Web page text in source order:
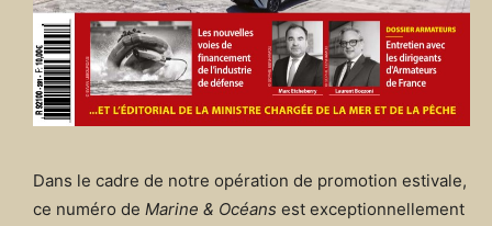
Dans le cadre de notre opération de promotion estivale,
ce numéro de Marine & Océans est exceptionnellement